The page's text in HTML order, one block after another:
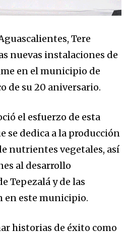
Tere
nuevas instalaciones de
en el municipio de
de su 20 aniversario.
el esfuerzo de esta
se dedica a la producción
nutrientes vegetales, así
al desarrollo
Tepezalá y de las
en este municipio.
historias de éxito como